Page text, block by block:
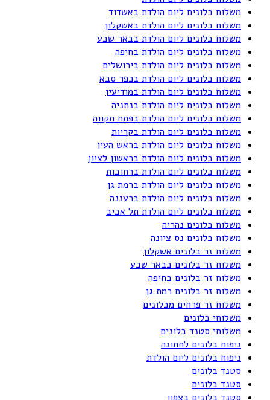
משלוח בלונים ליום הולדת באשדוד
משלוח בלונים ליום הולדת באשקלון
משלוח בלונים ליום הולדת בבאר שבע
משלוח בלונים ליום הולדת בחיפה
משלוח בלונים ליום הולדת בירושלים
משלוח בלונים ליום הולדת בכפר סבא
משלוח בלונים ליום הולדת במודיעין
משלוח בלונים ליום הולדת בנתניה
משלוח בלונים ליום הולדת בפתח תקווה
משלוח בלונים ליום הולדת בקריות
משלוח בלונים ליום הולדת בראש העין
משלוח בלונים ליום הולדת בראשון לציון
משלוח בלונים ליום הולדת ברחובות
משלוח בלונים ליום הולדת ברמת גן
משלוח בלונים ליום הולדת ברעננה
משלוח בלונים ליום הולדת תל אביב
משלוח בלונים נהריה
משלוח בלונים נס ציונה
משלוח זר בלונים אשקלון
משלוח זר בלונים בבאר שבע
משלוח זר בלונים בחיפה
משלוח זר בלונים רמת גן
משלוח זר פרחים מבלונים
משלוחי בלונים
משלוחי סטנד בלונים
ניפוח בלונים לחתונה
ניפוח בלונים ליום הולדת
סטנד בלונים
סטנד בלונים